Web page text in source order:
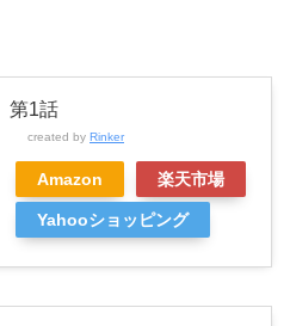
第1話
created by Rinker
Amazon 楽天市場
Yahooショッピング